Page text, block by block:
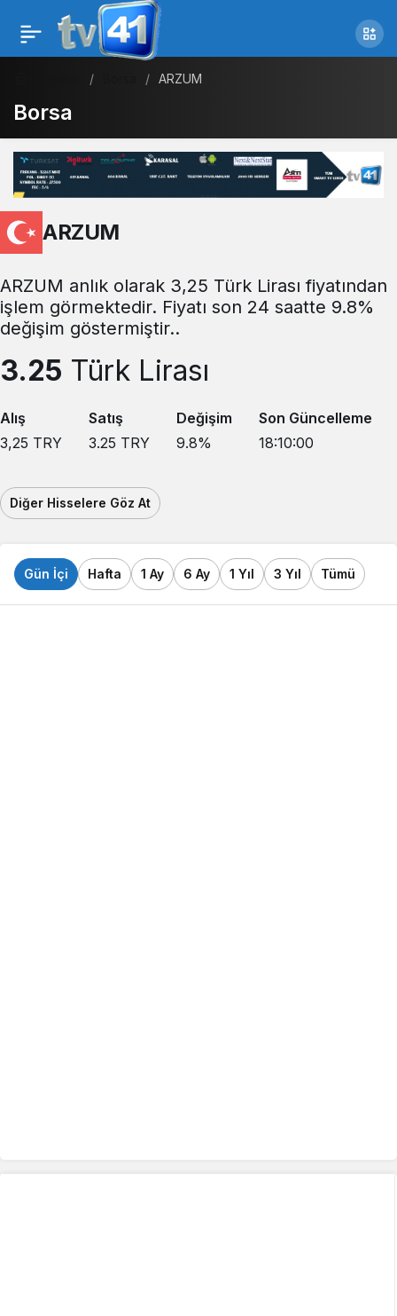
ARZUM
Borsa
ARZUM
ARZUM anlık olarak 3,25 Türk Lirası fiyatından
işlem görmektedir. Fiyatı son 24 saatte 9.8%
değişim göstermiştir..
3.25 Türk Lirası
Alış
3,25 TRY
Satış
3.25 TRY
Değişim
9.8%
Son Güncelleme
18:10:00
Diğer Hisselere Göz At
Gün İçi Hafta 1 Ay 6 Ay 1 Yıl 3 Yıl Tümü